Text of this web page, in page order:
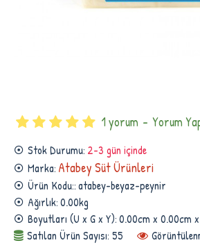
Stok Durumu: 2-3 gün içinde
Marka: Atabey Süt Ürünleri
Ürün Kodu::atabey-beyaz-peynir
Ağırlık:0.00kg
Boyutları (U x G x Y):0.00cm x 0.00cm
Satılan Ürün Sayısı: 55
1 yorum - Yorum